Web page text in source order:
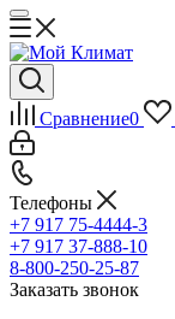
Сравнение0
Телефоны
+7 917 75-4444-3
+7 917 37-888-10
8-800-250-25-87
Заказать звонок